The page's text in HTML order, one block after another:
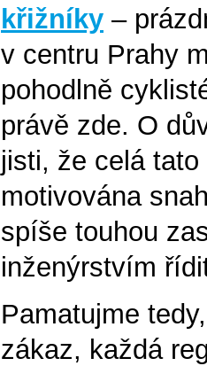
křižníky –
v centru Prahy
pohodlně
právě zde. O
jisti, že celá
motivována
spíše touhou
inženýrstvím
Pamatujme
zákaz, každá